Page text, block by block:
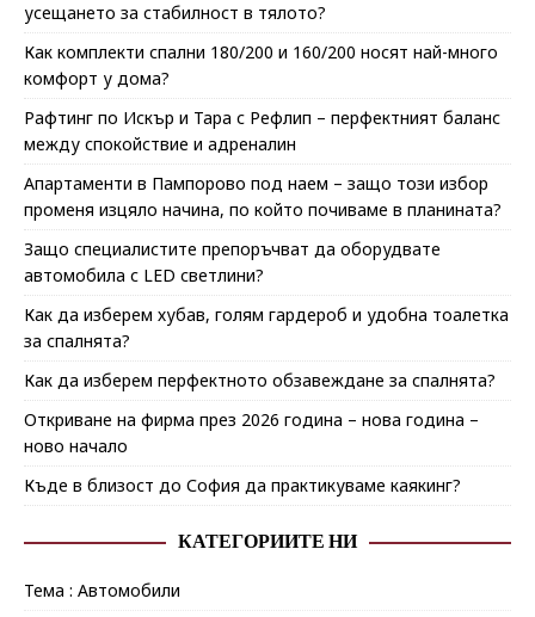
усещането за стабилност в тялото?
Как комплекти спални 180/200 и 160/200 носят най-много
комфорт у дома?
Рафтинг по Искър и Тара с Рефлип – перфектният баланс
между спокойствие и адреналин
Апартаменти в Пампорово под наем – защо този избор
променя изцяло начина, по който почиваме в планината?
Защо специалистите препоръчват да оборудвате
автомобила с LED светлини?
Как да изберем хубав, голям гардероб и удобна тоалетка
за спалнята?
Как да изберем перфектното обзавеждане за спалнята?
Откриване на фирма през 2026 година – нова година –
ново начало
Къде в близост до София да практикуваме каякинг?
КАТЕГОРИИТЕ НИ
Тема : Автомобили